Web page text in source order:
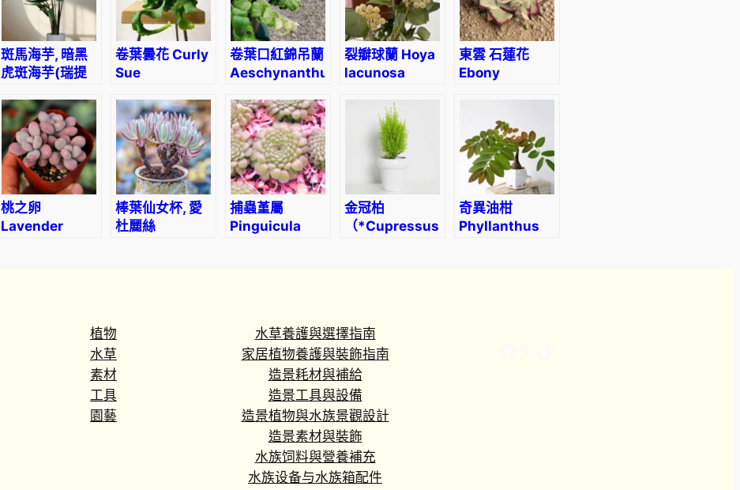
a
e
數
斑馬海芋, 暗黑
虎斑海芋(瑞提
Alocasia
zebrina
‘Reticulata’
卷葉曇花 Curly
Sue
guatemalense
monstrose)
卷葉口紅錦吊蘭
Aeschynanthus
Variegated
裂瓣球蘭 Hoya
lacunosa
東雲 石蓮花
Ebony
桃之卵
Lavender
棒葉仙女杯, 愛
杜麗絲
捕蟲堇屬
Pinguicula
金冠柏
（*Cupressus
奇異油柑
Phyllanthus
植物
水草
素材
工具
園藝
水草養護與選擇指南
家居植物養護與裝飾指南
造景耗材與補給
造景工具與設備
造景植物與水族景觀設計
造景素材與裝飾
水族饲料與營養補充
水族设备与水族箱配件